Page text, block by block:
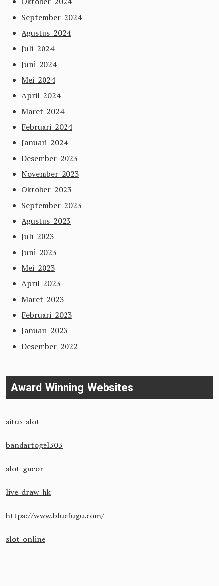
September 2024
Agustus 2024
Juli 2024
Juni 2024
Mei 2024
April 2024
Maret 2024
Februari 2024
Januari 2024
Desember 2023
November 2023
Oktober 2023
September 2023
Agustus 2023
Juli 2023
Juni 2023
Mei 2023
April 2023
Maret 2023
Februari 2023
Januari 2023
Desember 2022
Award Winning Websites
situs slot
bandartogel303
slot gacor
live draw hk
https://www.bluefugu.com/
slot online